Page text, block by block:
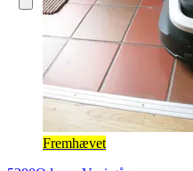
Fremhævet